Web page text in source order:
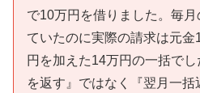
で10万円を借りました。毎
ていたのに実際の請求は元
円を加えた14万円の一括で
を返す』ではなく『翌月一